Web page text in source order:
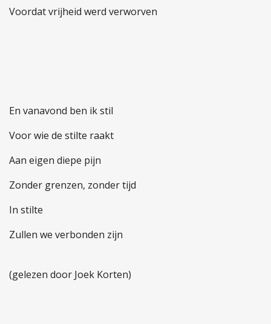
Voordat vrijheid werd verworven
En vanavond ben ik stil
Voor wie de stilte raakt
Aan eigen diepe pijn
Zonder grenzen, zonder tijd
In stilte
Zullen we verbonden zijn
(gelezen door Joek Korten)